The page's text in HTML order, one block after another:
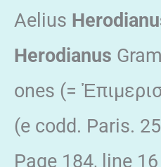
Aelius
Herodianus
ones (=
(e codd. Paris.
Page 184, line 16